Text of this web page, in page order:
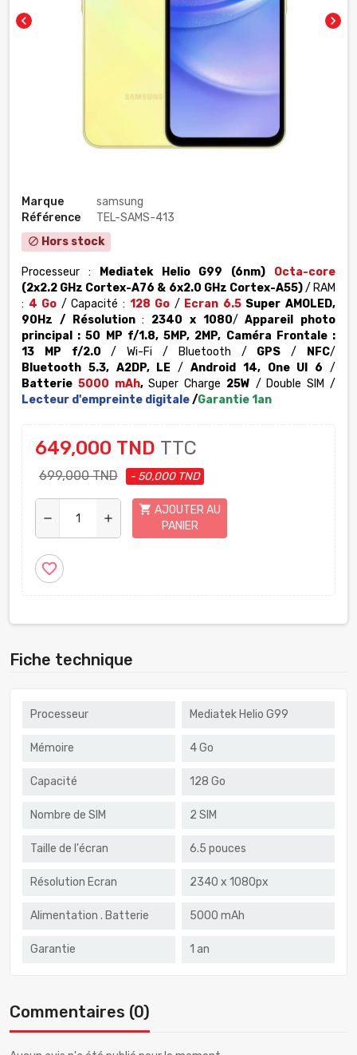
chevron_left chevron_right
Marque
samsung
Référence
TEL-SAMS-413
block Hors stock
Processeur : Mediatek Helio G99 (6nm) Octa-core
(2x2.2 GHz Cortex-A76 & 6x2.0 GHz Cortex-A55)/ RAM
: 4 Go / Capacité : 128 Go / Ecran 6.5Super AMOLED,
90Hz / Résolution: 2340 x 1080/ Appareil photo
principal :50 MP f/1.8, 5MP, 2MP, Caméra Frontale :
13 MP f/2.0 / Wi-Fi / Bluetooth / GPS / NFC/
Bluetooth 5.3, A2DP, LE /Android 14, One UI 6/
Batterie 5000 mAh, Super Charge 25W / Double SIM /
Lecteur d'empreinte digitale/Garantie 1an
649,000 TND TTC
699,000 TND - 50,000 TND
remove add
shopping_cart AJOUTER AU
PANIER
favorite_border
Fiche technique
Processeur Mediatek Helio G99
Mémoire 4 Go
Capacité 128 Go
Nombre de SIM 2 SIM
Taille de l'écran 6.5 pouces
Résolution Ecran 2340 x 1080px
Alimentation . Batterie 5000 mAh
Garantie 1 an
Commentaires (0)